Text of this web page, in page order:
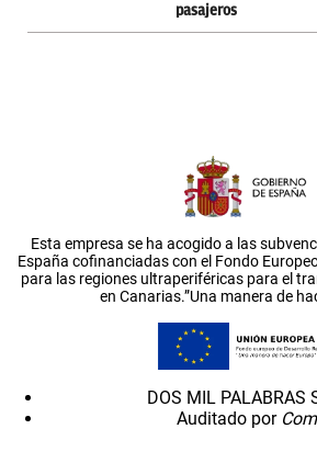
pasajeros
Esta empresa se ha acogido a las
España cofinanciadas con el Fondo
para las regiones ultraperiféricas para el
en Canarias.”Una manera de
DOS MIL PALABRAS
Auditado por